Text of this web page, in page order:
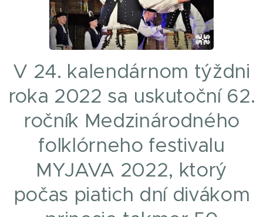
V 24. kalendárnom týždni
roka 2022 sa uskutoční 62.
ročník Medzinárodného
folklórneho festivalu
MYJAVA 2022, ktorý
počas piatich dní divákom